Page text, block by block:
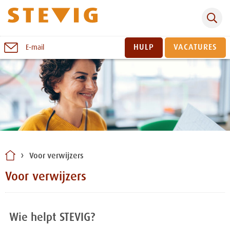
Naar
inhoud
E-mail HULP VACATURES
Voor verwijzers
Voor verwijzers
Wie helpt STEVIG?
Sluiten